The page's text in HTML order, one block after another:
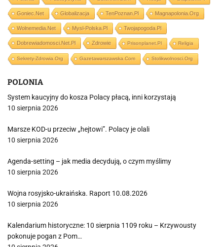
Goniec.net Globalizacja TenPoznan.pl Magnapolonia.org
Wolnemedia.net Mysl-Polska.pl Twojapogoda.pl
Dobrewiadomosci.net.pl Zdrowie Prisonplanet.pl Religia
Sekrety-Zdrowia.org Gazetawarszawska.com Stolikwolnosci.org
POLONIA
System kaucyjny do kosza Polacy płacą, inni korzystają
10 sierpnia 2026
Marsze KOD-u przeciw „hejtowi”. Polacy je olali
10 sierpnia 2026
Agenda-setting – jak media decydują, o czym myślimy
10 sierpnia 2026
Wojna rosyjsko-ukraińska. Raport 10.08.2026
10 sierpnia 2026
Kalendarium historyczne: 10 sierpnia 1109 roku – Krzywousty
pokonuje pogan z Pom…